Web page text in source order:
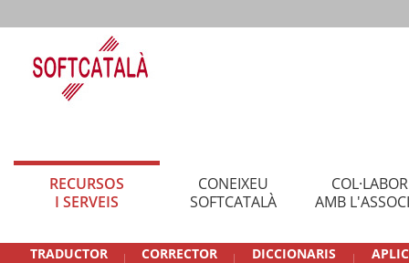
RECURSOS
I SERVEIS
CONEIXEU
SOFTCATALÀ
AMB
TRADUCTOR CORRECTOR DICCIONARIS